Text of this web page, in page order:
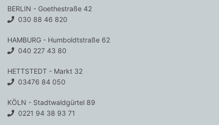
BERLIN - Goethestraße 42
030 88 46 820
HAMBURG - Humboldtstraße 62
040 227 43 80
HETTSTEDT - Markt 32
03476 84 050
KÖLN - Stadtwaldgürtel 89
0221 94 38 93 71